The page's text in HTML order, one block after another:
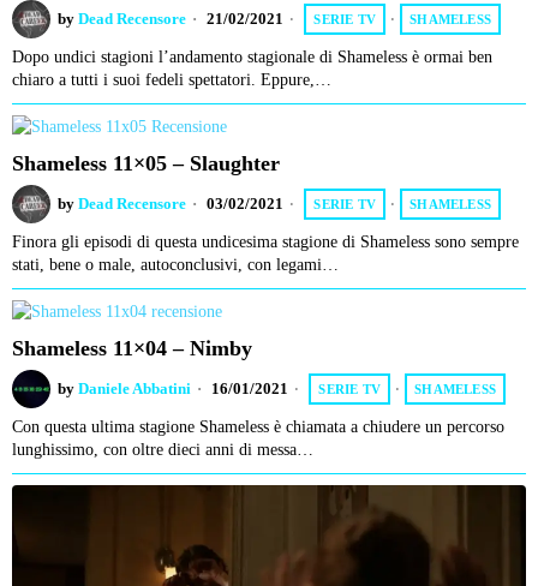
by Dead Recensore 21/02/2021 SERIE TV · SHAMELESS
Dopo undici stagioni l’andamento stagionale di Shameless è ormai ben
chiaro a tutti i suoi fedeli spettatori. Eppure,…
Shameless 11×05 – Slaughter
by Dead Recensore 03/02/2021 SERIE TV · SHAMELESS
Finora gli episodi di questa undicesima stagione di Shameless sono sempre
stati, bene o male, autoconclusivi, con legami…
Shameless 11×04 – Nimby
by Daniele Abbatini 16/01/2021 SERIE TV · SHAMELESS
Con questa ultima stagione Shameless è chiamata a chiudere un percorso
lunghissimo, con oltre dieci anni di messa…